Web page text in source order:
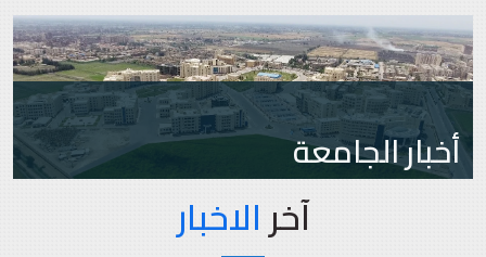
أخبار الجامعة
آخرالاخبار